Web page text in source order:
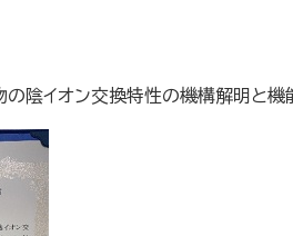
陰イオン交換特性の機構解明と